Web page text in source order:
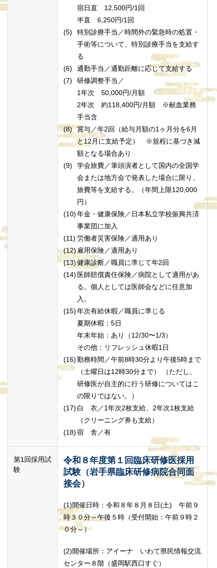
宿日直 12,500円/1回
半直 6,250円/1回
特別診療手当／時間外の緊急時の処置・
手術等について、特別診療手当を支給す
る
通勤手当／通勤距離に応じて支給する
研修調整手当／
1年次 50,000円/月額
2年次 約118,400円/月額 ※献血業務
手当含
賞与／年2回（給与月額の1ヶ月分を6月
と12月に支給予定） ※規程に基づき減
額となる場合あり
学会旅費／筆頭演者として国内の全国学
会または地方会で発表した場合に限り、
旅費等を支給する。（年間上限120,000
円）
年金・健康保険／日本私立学校振興共済
事業団に加入
労働者災害保険／適用あり
雇用保険／適用あり
健康診断／職員に準じて年2回
医師賠償責任保険／病院として適用があ
る。個人としては医師会などに任意加
入。
年次有給休暇／職員に準じる
夏期休暇：5日
年末年始：あり（12/30〜1/3）
その他：リフレッシュ休暇1日
勤務時間／午前8時30分より午後5時まで
（土曜日は12時30分まで） （ただし、
研修医が自主的に行う研修についてはこ
の限りではない。）
白 衣／1年次2枚支給、2年次1枚支給
（クリーニング券も支給）
宿 舎／有
第1回採用試
験
令和８年度第１回臨床研修医採用
試験（岩手県臨床研修病院合同面
接会）
(1)開催日時：令和８年８月８日(土) 午前９
時３０分～午後５時（受付開始：午前９時２
０分～）
(2)開催場所：アイーナ いわて県民情報交流
センター８階（盛岡駅西口すぐ）